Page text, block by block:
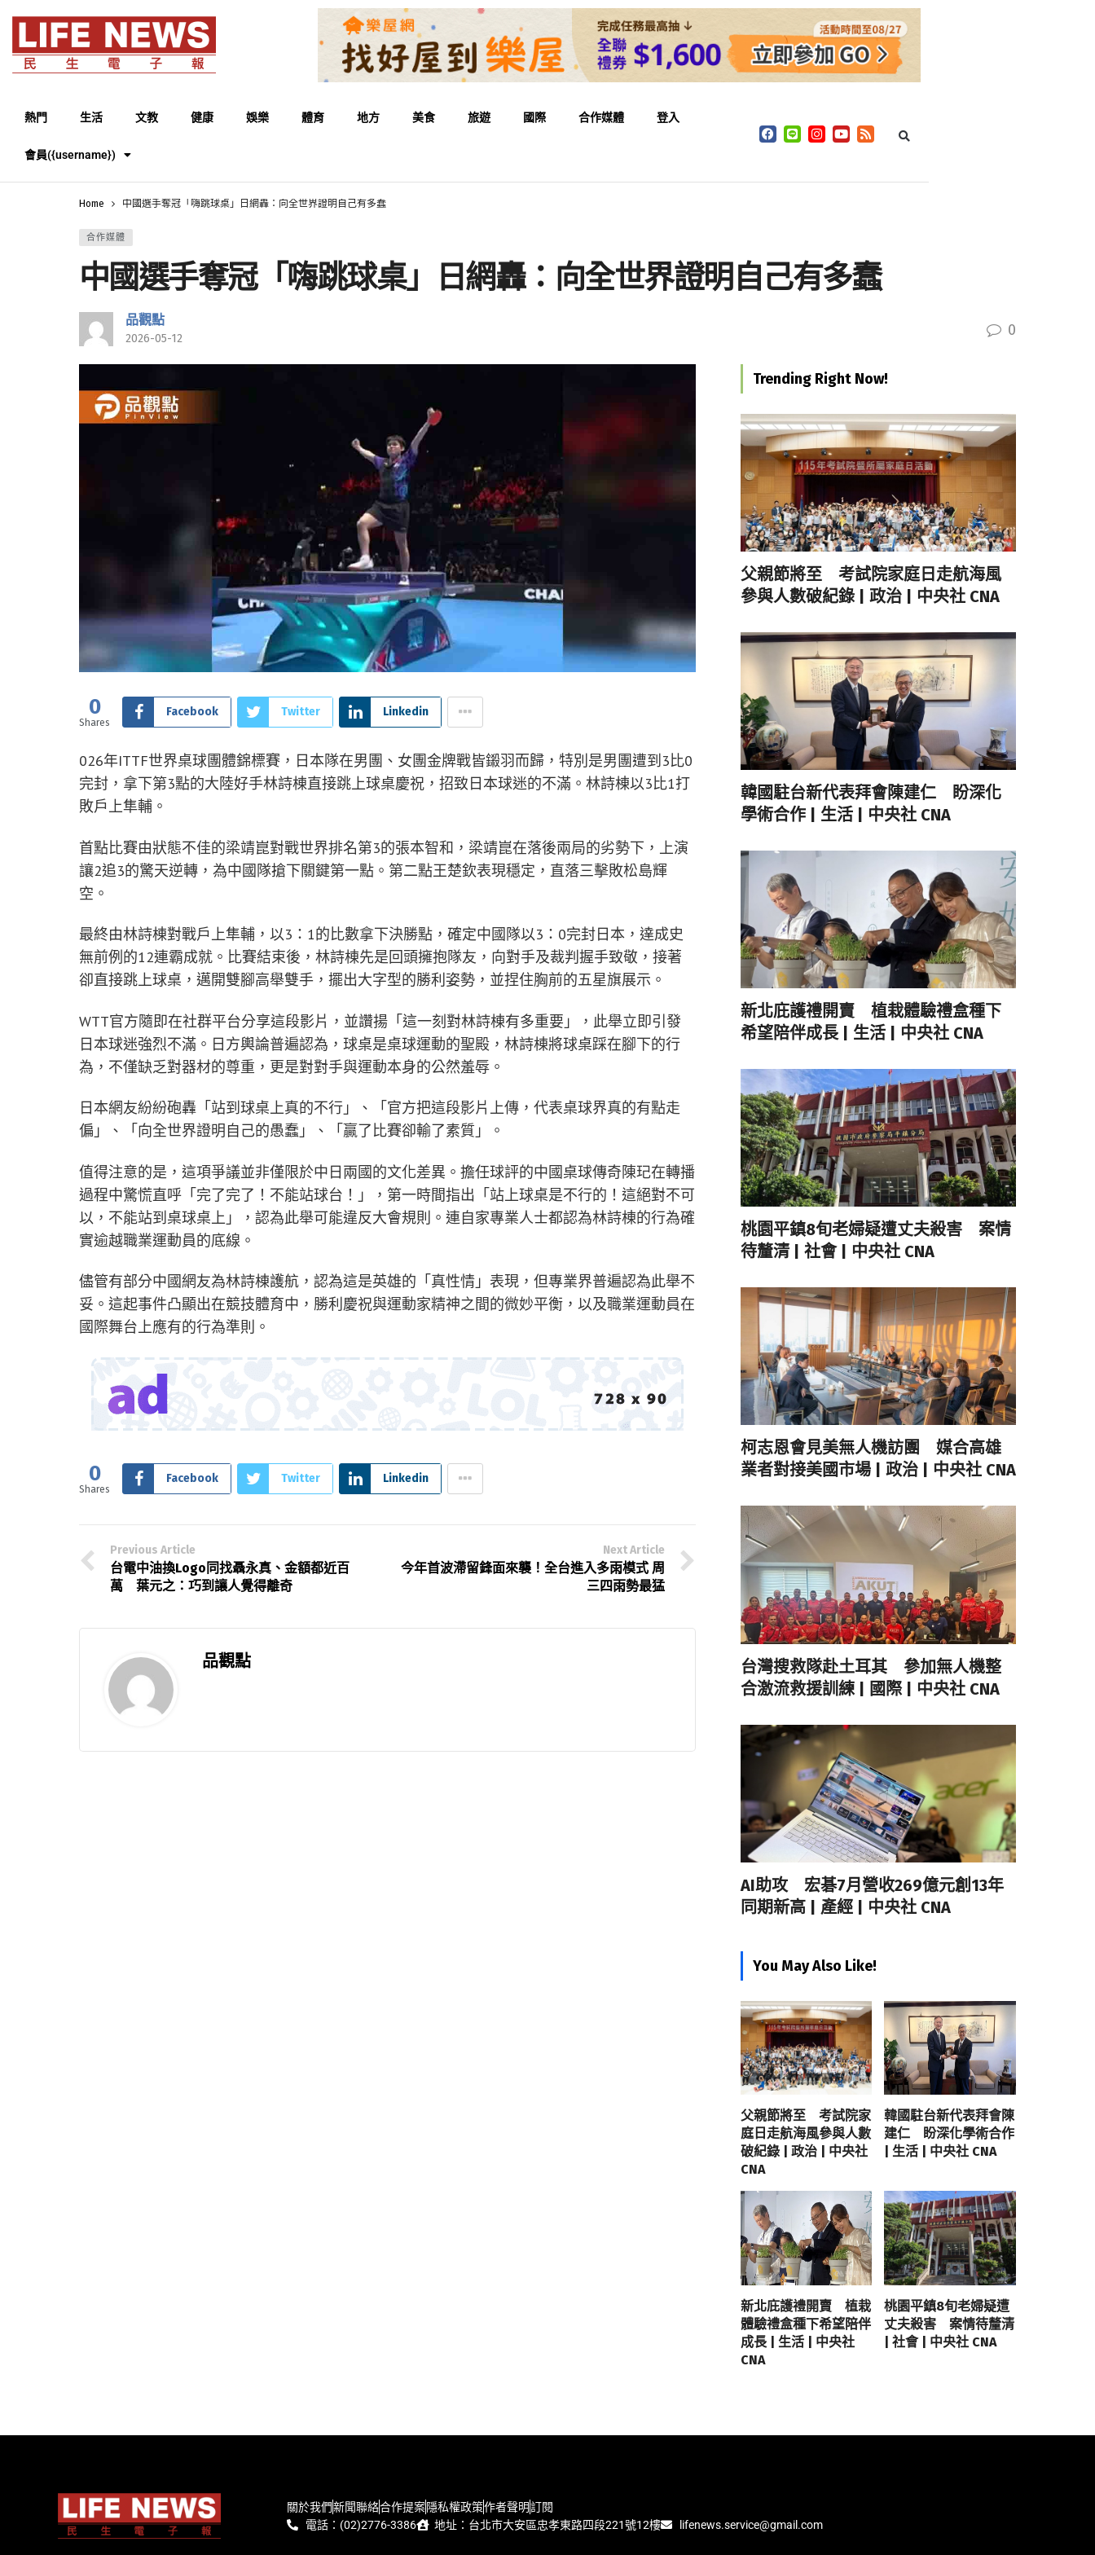
熱門 生活 文教 健康 娛樂 體育 地方 美食 旅遊 國際 合作媒體 登入
會員({username})
Home 中國選手奪冠「嗨跳球桌」日網轟：向全世界證明自己有多蠢
合作媒體
中國選手奪冠「嗨跳球桌」日網轟：向全世界證明自己有多蠢
品觀點
2026-05-12 0
0
Shares
Facebook Twitter Linkedin
026年ITTF世界桌球團體錦標賽，日本隊在男團、女團金牌戰皆鎩羽而歸，特別是男團遭到3比0
完封，拿下第3點的大陸好手林詩棟直接跳上球桌慶祝，招致日本球迷的不滿。林詩棟以3比1打
敗戶上隼輔。
首點比賽由狀態不佳的梁靖崑對戰世界排名第3的張本智和，梁靖崑在落後兩局的劣勢下，上演
讓2追3的驚天逆轉，為中國隊搶下關鍵第一點。第二點王楚欽表現穩定，直落三擊敗松島輝
空。
最終由林詩棟對戰戶上隼輔，以3：1的比數拿下決勝點，確定中國隊以3：0完封日本，達成史
無前例的12連霸成就。比賽結束後，林詩棟先是回頭擁抱隊友，向對手及裁判握手致敬，接著
卻直接跳上球桌，邁開雙腳高舉雙手，擺出大字型的勝利姿勢，並捏住胸前的五星旗展示。
WTT官方隨即在社群平台分享這段影片，並讚揚「這一刻對林詩棟有多重要」，此舉立即引發
日本球迷強烈不滿。日方輿論普遍認為，球桌是桌球運動的聖殿，林詩棟將球桌踩在腳下的行
為，不僅缺乏對器材的尊重，更是對對手與運動本身的公然羞辱。
日本網友紛紛砲轟「站到球桌上真的不行」、「官方把這段影片上傳，代表桌球界真的有點走
偏」、「向全世界證明自己的愚蠢」、「贏了比賽卻輸了素質」。
值得注意的是，這項爭議並非僅限於中日兩國的文化差異。擔任球評的中國桌球傳奇陳玘在轉播
過程中驚慌直呼「完了完了！不能站球台！」，第一時間指出「站上球桌是不行的！這絕對不可
以，不能站到桌球桌上」，認為此舉可能違反大會規則。連自家專業人士都認為林詩棟的行為確
實逾越職業運動員的底線。
儘管有部分中國網友為林詩棟護航，認為這是英雄的「真性情」表現，但專業界普遍認為此舉不
妥。這起事件凸顯出在競技體育中，勝利慶祝與運動家精神之間的微妙平衡，以及職業運動員在
國際舞台上應有的行為準則。
0
Shares
Facebook Twitter Linkedin
Previous Article
台電中油換Logo同找聶永真、金額都近百
萬 葉元之：巧到讓人覺得離奇
Next Article
今年首波滯留鋒面來襲！全台進入多雨模式 周
三四雨勢最猛
品觀點
Trending Right Now!
父親節將至 考試院家庭日走航海風
參與人數破紀錄 | 政治 | 中央社 CNA
韓國駐台新代表拜會陳建仁 盼深化
學術合作 | 生活 | 中央社 CNA
新北庇護禮開賣 植栽體驗禮盒種下
希望陪伴成長 | 生活 | 中央社 CNA
桃園平鎮8旬老婦疑遭丈夫殺害 案情
待釐清 | 社會 | 中央社 CNA
柯志恩會見美無人機訪團 媒合高雄
業者對接美國市場 | 政治 | 中央社 CNA
台灣搜救隊赴土耳其 參加無人機整
合激流救援訓練 | 國際 | 中央社 CNA
AI助攻 宏碁7月營收269億元創13年
同期新高 | 產經 | 中央社 CNA
You May Also Like!
父親節將至 考試院家
庭日走航海風參與人數
破紀錄 | 政治 | 中央社
CNA
韓國駐台新代表拜會陳
建仁 盼深化學術合作
| 生活 | 中央社 CNA
新北庇護禮開賣 植栽
體驗禮盒種下希望陪伴
成長 | 生活 | 中央社
CNA
桃園平鎮8旬老婦疑遭
丈夫殺害 案情待釐清
| 社會 | 中央社 CNA
關於我們新聞聯絡合作提案隱私權政策作者聲明訂閱
電話：(02)2776-3386
地址：台北市大安區忠孝東路四段221號12樓 lifenews.service@gmail.com